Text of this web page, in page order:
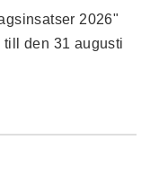
2026"
till den 31 augusti